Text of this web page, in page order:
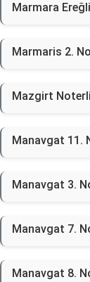
Marmara
Marmaris 2.
Mazgirt
Manavgat 11.
Manavgat 3.
Manavgat 7.
Manavgat 8.